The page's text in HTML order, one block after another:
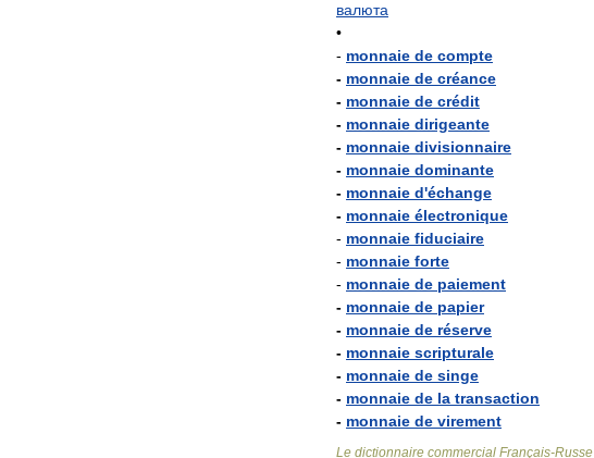
валюта
•
- monnaie de compte
- monnaie de créance
- monnaie de crédit
- monnaie dirigeante
- monnaie divisionnaire
- monnaie dominante
- monnaie d'échange
- monnaie électronique
- monnaie fiduciaire
- monnaie forte
- monnaie de paiement
- monnaie de papier
- monnaie de réserve
- monnaie scripturale
- monnaie de singe
- monnaie de la transaction
- monnaie de virement
Le dictionnaire commercial Français-Russe